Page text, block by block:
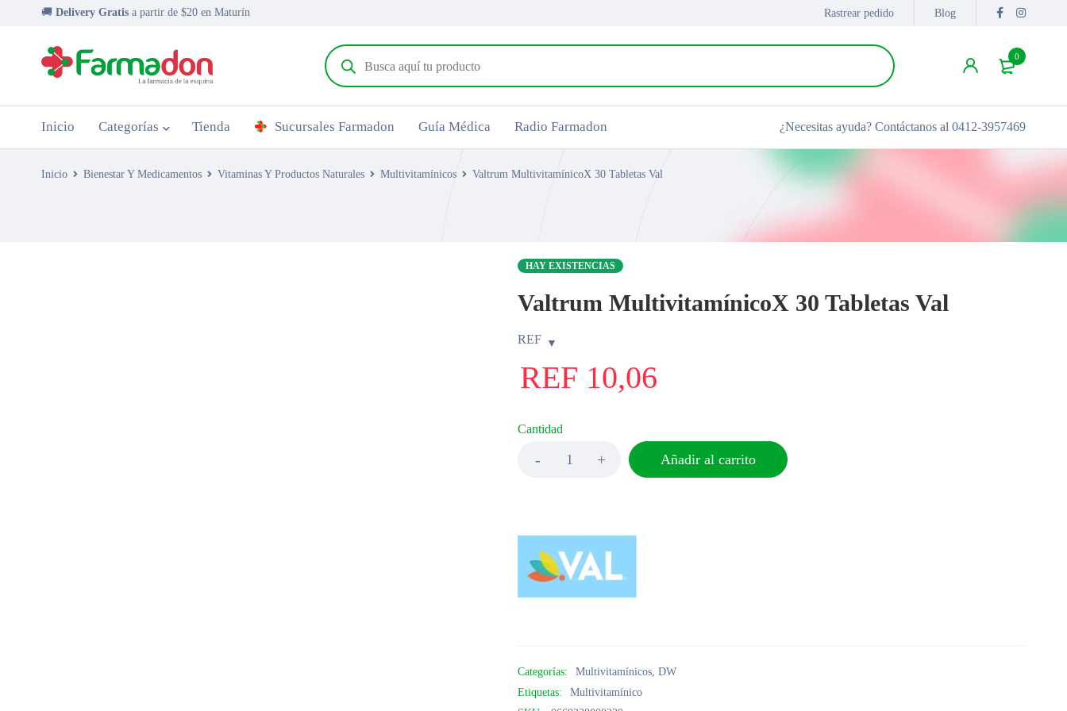
🚚 Delivery Gratis a partir de $20 en Maturín Rastrear pedido Blog
0
Inicio Categorías Tienda Sucursales Farmadon Guía Médica Radio Farmadon ¿Necesitas ayuda? Contáctanos al 0412-3957469
Inicio Bienestar Y Medicamentos Vitaminas Y Productos Naturales Multivitamínicos Valtrum MultivitamínicoX 30 Tabletas Val
HAY EXISTENCIAS
Valtrum MultivitamínicoX 30 Tabletas Val
REF
REF 10,06
Cantidad
Añadir al carrito
Categorías: Multivitamínicos,DW
Etiquetas:
Multivitamínico